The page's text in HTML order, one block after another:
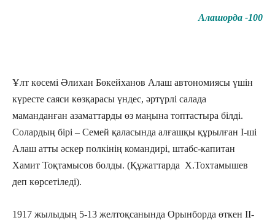
Алашорда -100
Ұлт көсемі Әлихан Бөкейханов Алаш автономиясы үшін
күресте саяси көзқарасы үндес, әртүрлі салада
маманданған азаматтарды өз маңына топтастыра білді.
Солардың бірі – Семей қаласында алғашқы құрылған І-ші
Алаш атты әскер полкінің командирі, штабс-капитан
Хамит Тоқтамысов болды. (Құжаттарда Х.Тохтамышев
деп көрсетіледі).
1917 жылыдың 5-13 желтоқсанында Орынборда өткен ІІ-